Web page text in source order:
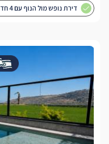
דירת נופש מול הנוף עם 4 חדרי שינה